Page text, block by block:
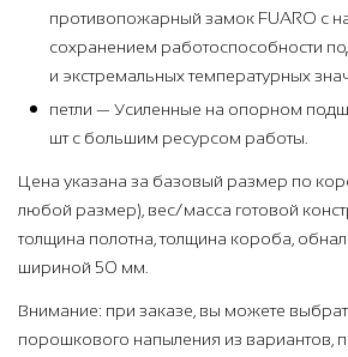
противопожарный замок FUARO с
сохранением работоспособности
и экстремальных температурных
петли — Усиленные на опорном
шт с большим ресурсом работы.
Цена указана за базовый размер по
любой размер), вес/масса готовой
толщина полотна, толщина короба,
шириной 50 мм.
Внимание: при заказе, вы можете
порошкового напыления из вариантов,